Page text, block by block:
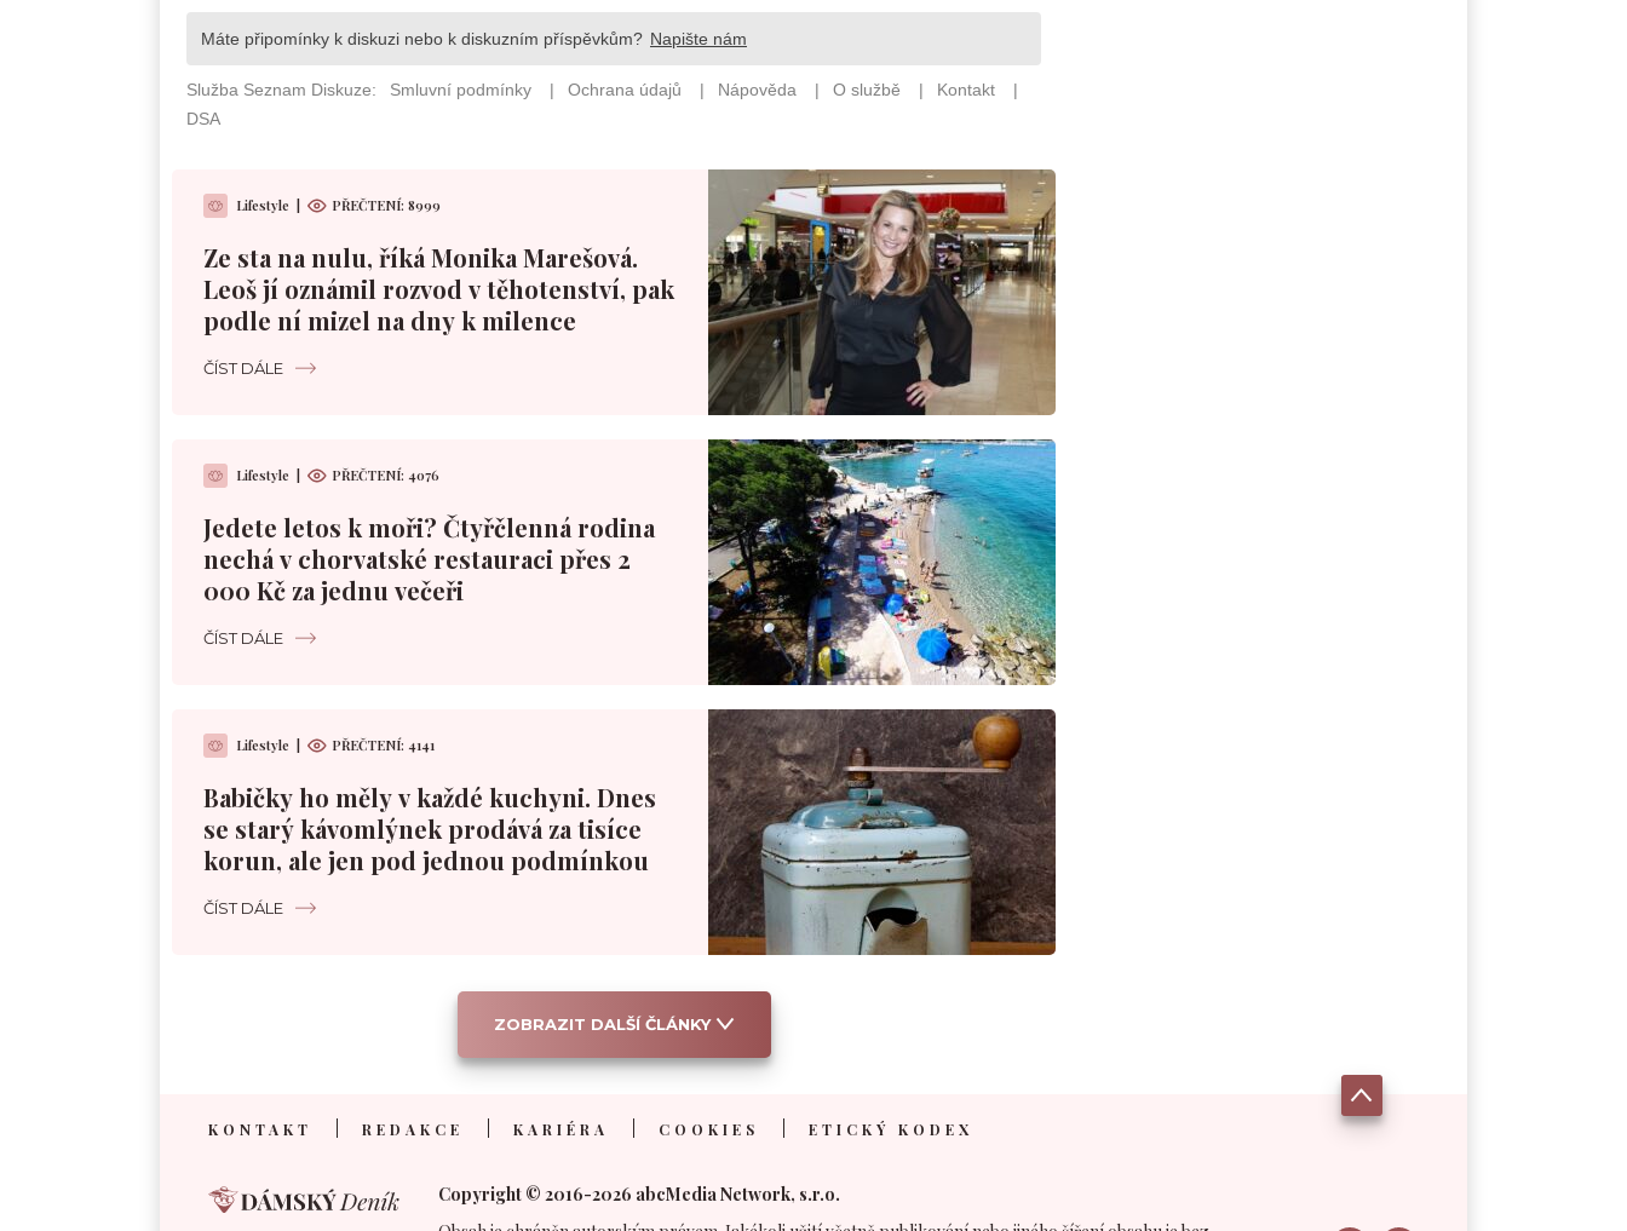
Lifestyle PŘEČTENÍ: 8999
Ze sta na nulu, říká Monika Marešová.
Leoš jí oznámil rozvod v těhotenství, pak
podle ní mizel na dny k milence
ČÍST DÁLE
Lifestyle PŘEČTENÍ: 4076
Jedete letos k moři? Čtyřčlenná rodina
nechá v chorvatské restauraci přes 2
000 Kč za jednu večeři
ČÍST DÁLE
Lifestyle PŘEČTENÍ: 4141
Babičky ho měly v každé kuchyni. Dnes
se starý kávomlýnek prodává za tisíce
korun, ale jen pod jednou podmínkou
ČÍST DÁLE
ZOBRAZIT DALŠÍ ČLÁNKY
KONTAKT REDAKCE KARIÉRA COOKIES ETICKÝ KODEX
Copyright © 2016-2026 abcMedia Network, s.r.o.